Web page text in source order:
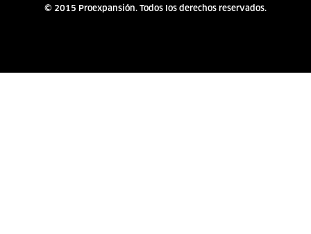
© 2015 Proexpansión. Todos los derechos reservados.